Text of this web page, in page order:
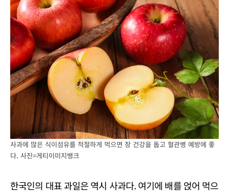
사과에 많은 식이섬유를 적절하게 먹으면 장 건강을 돕고 혈관병 예방에 좋
다. 사진=게티이미지뱅크
한국인의 대표 과일은 역시 사과다. 여기에 배를 얹어 먹으